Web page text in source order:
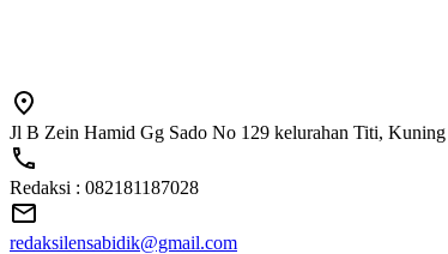
Jl B Zein Hamid Gg Sado No 129 kelurahan Titi,
Redaksi : 082181187028
redaksilensabidik@gmail.com